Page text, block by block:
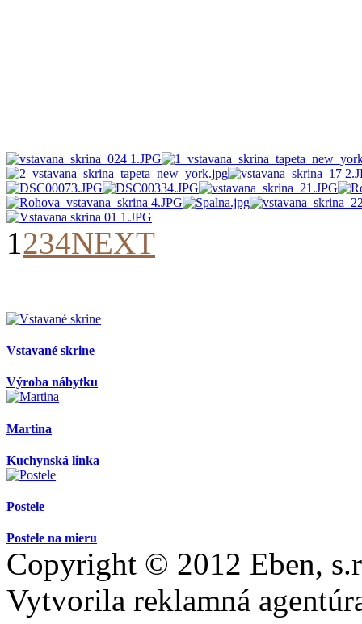
1234NEXT
AdmirorGallery 4.5.0, author/s
Vstavané skrine
Výroba nábytku
Martina
Kuchynská linka
Postele
Postele na mieru
Copyright © 2012 Eben,
Vytvorila reklamná